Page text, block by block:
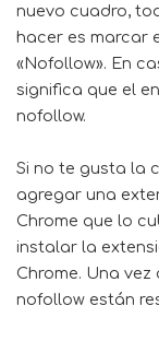
nuevo cuadro,
hacer es marcar
«Nofollow». En
significa que el
nofollow.
Si no te gusta la
agregar una
Chrome que lo
instalar la
Chrome. Una
nofollow están